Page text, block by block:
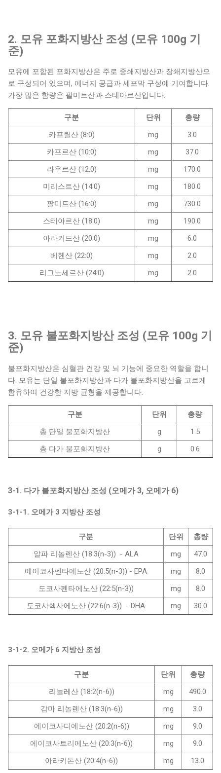
2. 모유 포화지방산 조성 (모유 100g 기
준)
모유에 포함된 포화지방산은 주로 중쇄지방산과 장쇄지방산으
로 구성되어 있으며, 에너지 공급과 세포막 구성에 기여합니다.
가장 많은 함량은 팔미트산과 스테아르산입니다.
구분 단위
총량
카프릴산 (8:0)
mg
3.0
카프르산 (10:0)
mg
37.0
라우르산 (12:0)
mg
170.0
미리스트산 (14:0)
mg
180.0
팔미트산 (16:0)
mg
730.0
스테아르산 (18:0)
mg
190.0
아라키드산 (20:0)
mg
6.0
베헨산 (22:0)
mg
2.0
리그노세르산 (24:0)
mg 2.0
3. 모유 불포화지방산 조성 (모유 100g 기
준)
불포화지방산은 심혈관 건강 및 뇌 기능에 중요한 역할을 합니
다. 모유는 단일 불포화지방산과 다가 불포화지방산을 고르게
함유하여 건강한 지방 균형을 제공합니다.
구분 단위
총량
총 단일 불포화지방산
g
1.5
총 다가 불포화지방산
g 0.6
3-1. 다가 불포화지방산 조성 (오메가 3, 오메가 6)
3-1-1. 오메가 3 지방산 조성
구분 단위
총량
알파 리놀렌산 (18:3(n-3)) - ALA
mg
47.0
에이코사펜타에노산 (20:5(n-3)) - EPA
mg
8.0
도코사펜타에노산 (22:5(n-3))
mg
8.0
도코사헥사에노산 (22:6(n-3)) - DHA
mg 30.0
3-1-2. 오메가 6 지방산 조성
구분 단위
총량
리놀레산 (18:2(n-6))
mg
490.0
감마 리놀렌산 (18:3(n-6))
mg
3.0
에이코사디에노산 (20:2(n-6))
mg
9.0
에이코사트리에노산 (20:3(n-6))
mg
9.0
아라키돈산 (20:4(n-6))
mg 13.0